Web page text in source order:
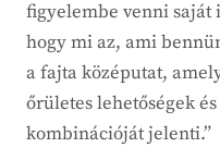
figyelembe venni saját
hogy mi az, ami
a fajta középutat,
őrületes lehetőségek
kombinációját jelenti.”